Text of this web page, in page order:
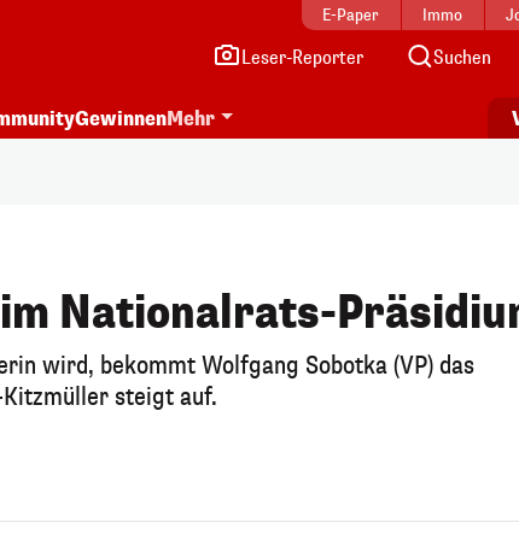
E-Paper Immo
Leser-Reporter Suchen
GewinnenMehr
Nationalrats-
wird, bekommt Wolfgang Sobotka (VP) das
steigt auf.